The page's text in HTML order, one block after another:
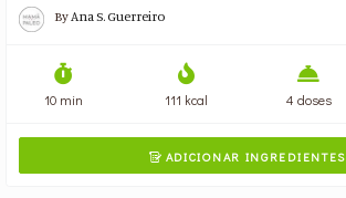
By Ana S. Guerreiro
10 min 111 kcal 4 doses
ADICIONAR INGREDIENTES